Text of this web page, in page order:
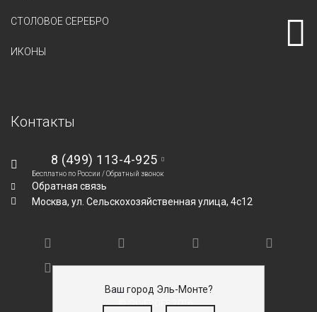
Ваш город Эль-Монте?
СТОЛОВОЕ СЕРЕБРО
ИКОНЫ
Контакты
8 (499) 113-4-925
Бесплатно по России /Обратный звонок
Обратная связь
Москва, ул. Сельскохозяйственная улица, 4с12
© SILVEROFF 2026